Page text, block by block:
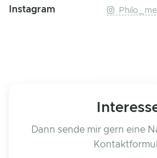
Instagram
Dann sende mir gern eine